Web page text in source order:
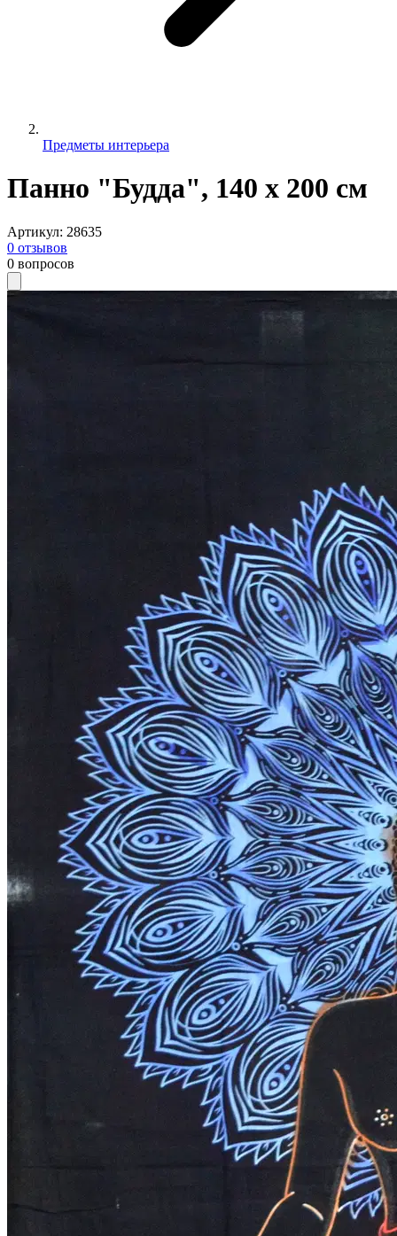
Предметы интерьера
Панно "Будда", 140 х 200 см
Артикул: 28635
0 отзывов
0 вопросов